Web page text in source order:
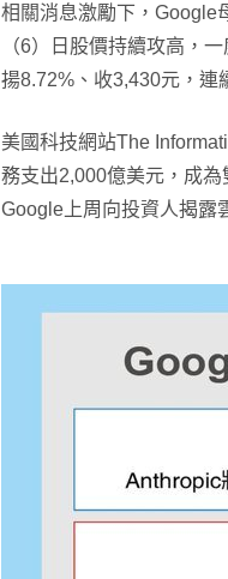
相關消息激勵下，Google
（6）日股價持續攻高，
揚8.72%、收3,430元，連
美國科技網站The
務支出2,000億美元，成
Google上周向投資人揭露